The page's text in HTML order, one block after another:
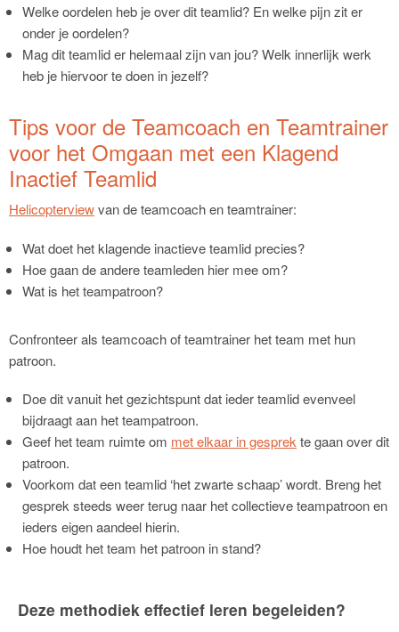
Welke oordelen heb je over dit teamlid? En welke pijn zit er
onder je oordelen?
Mag dit teamlid er helemaal zijn van jou? Welk innerlijk werk
heb je hiervoor te doen in jezelf?
Tips voor de Teamcoach en Teamtrainer
voor het Omgaan met een Klagend
Inactief Teamlid
Helicopterviewvan de teamcoach en teamtrainer:
Wat doet het klagende inactieve teamlid precies?
Hoe gaan de andere teamleden hier mee om?
Wat is het teampatroon?
Confronteer als teamcoach of teamtrainer het team met hun
patroon.
Doe dit vanuit het gezichtspunt dat ieder teamlid evenveel
bijdraagt aan het teampatroon.
Geef het team ruimte om met elkaar in gesprekte gaan over dit
patroon.
Voorkom dat een teamlid ‘het zwarte schaap’ wordt. Breng het
gesprek steeds weer terug naar het collectieve teampatroon en
ieders eigen aandeel hierin.
Hoe houdt het team het patroon in stand?
Deze methodiek effectief leren begeleiden?